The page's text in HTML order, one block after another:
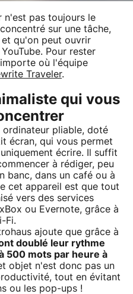
n'est pas toujours le
sur une tâche,
qu'on peut ouvrir
Pour rester
où l'équipe
Traveler.
qui vous
ordinateur pliable, doté
écran, qui vous permet
écrire. Il suffit
à rédiger, peu
banc, dans un café ou à
cet appareil est que tout
vers des services
ou Evernote, grâce à
Fi.
ajoute que grâce à
doublé leur rythme
500 mots par heure à
objet n'est donc pas un
tout en évitant
ou les pop-ups !